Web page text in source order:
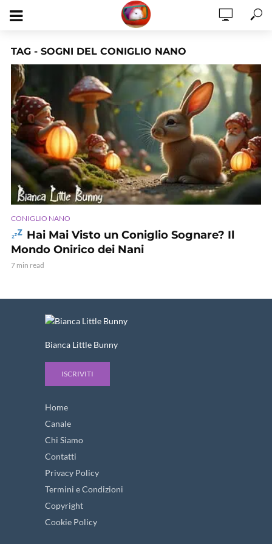
TAG - SOGNI DEL CONIGLIO NANO
CONIGLIO NANO
Hai Mai Visto un Coniglio Sognare? Il
Mondo Onirico dei Nani
7 min read
Bianca Little Bunny
ISCRIVITI
Home
Canale
Chi Siamo
Contatti
Privacy Policy
Termini e Condizioni
Copyright
Cookie Policy